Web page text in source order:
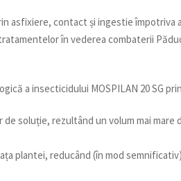
asfixiere, contact și ingestie împotriva
în vederea combaterii
a insecticidului MOSPILAN 20 SG
soluție, rezultând un volum mai mare
plantei, reducând (în mod